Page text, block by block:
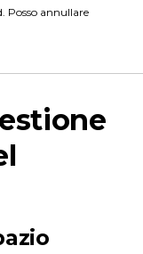
Posso annullare